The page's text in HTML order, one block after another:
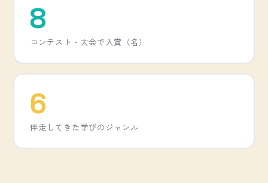
8
コンテスト・大会で入賞（名）
6
伴走してきた学びのジャンル